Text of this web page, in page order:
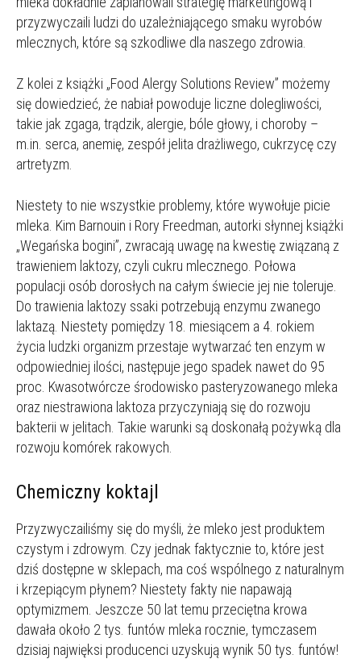
przyzwyczaili ludzi do uzależniającego smaku wyrobów
mlecznych, które są szkodliwe dla naszego zdrowia.
Z kolei z książki „Food Alergy Solutions Review” możemy
się dowiedzieć, że nabiał powoduje liczne dolegliwości,
takie jak zgaga, trądzik, alergie, bóle głowy, i choroby –
m.in. serca, anemię, zespół jelita drażliwego, cukrzycę czy
artretyzm.
Niestety to nie wszystkie problemy, które wywołuje picie
mleka. Kim Barnouin i Rory Freedman, autorki słynnej książki
„Wegańska bogini”, zwracają uwagę na kwestię związaną z
trawieniem laktozy, czyli cukru mlecznego. Połowa
populacji osób dorosłych na całym świecie jej nie toleruje.
Do trawienia laktozy ssaki potrzebują enzymu zwanego
laktazą. Niestety pomiędzy 18. miesiącem a 4. rokiem
życia ludzki organizm przestaje wytwarzać ten enzym w
odpowiedniej ilości, następuje jego spadek nawet do 95
proc. Kwasotwórcze środowisko pasteryzowanego mleka
oraz niestrawiona laktoza przyczyniają się do rozwoju
bakterii w jelitach. Takie warunki są doskonałą pożywką dla
rozwoju komórek rakowych.
Chemiczny koktajl
Przyzwyczailiśmy się do myśli, że mleko jest produktem
czystym i zdrowym. Czy jednak faktycznie to, które jest
dziś dostępne w sklepach, ma coś wspólnego z naturalnym
i krzepiącym płynem? Niestety fakty nie napawają
optymizmem. Jeszcze 50 lat temu przeciętna krowa
dawała około 2 tys. funtów mleka rocznie, tymczasem
dzisiaj najwięksi producenci uzyskują wynik 50 tys. funtów!